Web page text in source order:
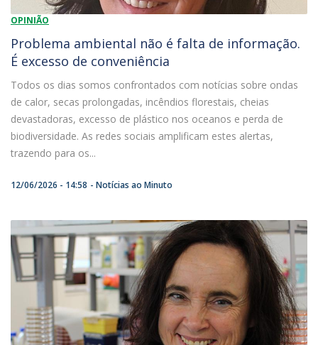
OPINIÃO
Problema ambiental não é falta de informação.
É excesso de conveniência
Todos os dias somos confrontados com notícias sobre ondas
de calor, secas prolongadas, incêndios florestais, cheias
devastadoras, excesso de plástico nos oceanos e perda de
biodiversidade. As redes sociais amplificam estes alertas,
trazendo para os...
12/06/2026 - 14:58 Notícias ao Minuto